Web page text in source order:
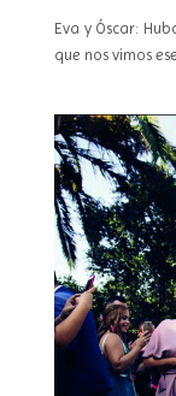
Eva y Óscar:
que nos vimos